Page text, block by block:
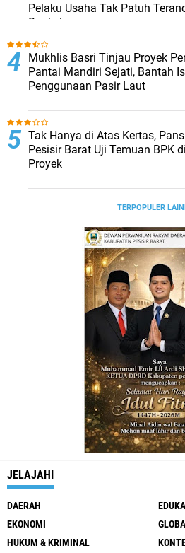
Pelaku Usaha Tak Patuh
Sanksi
Mukhlis Basri Tinjau Proyek
Pantai Mandiri Sejati, Bantah
Penggunaan Pasir Laut ‎
Tak Hanya di Atas Kertas,
Pesisir Barat Uji Temuan BPK
Proyek ‎
TERPOPULER
JELAJAHI
DAERAH
EKONOMI
HUKUM & KRIMINAL